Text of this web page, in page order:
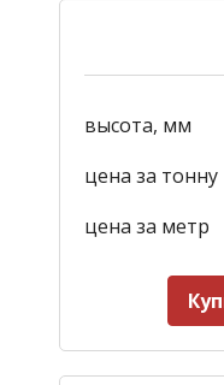
высота, мм
цена за тонну
цена за метр